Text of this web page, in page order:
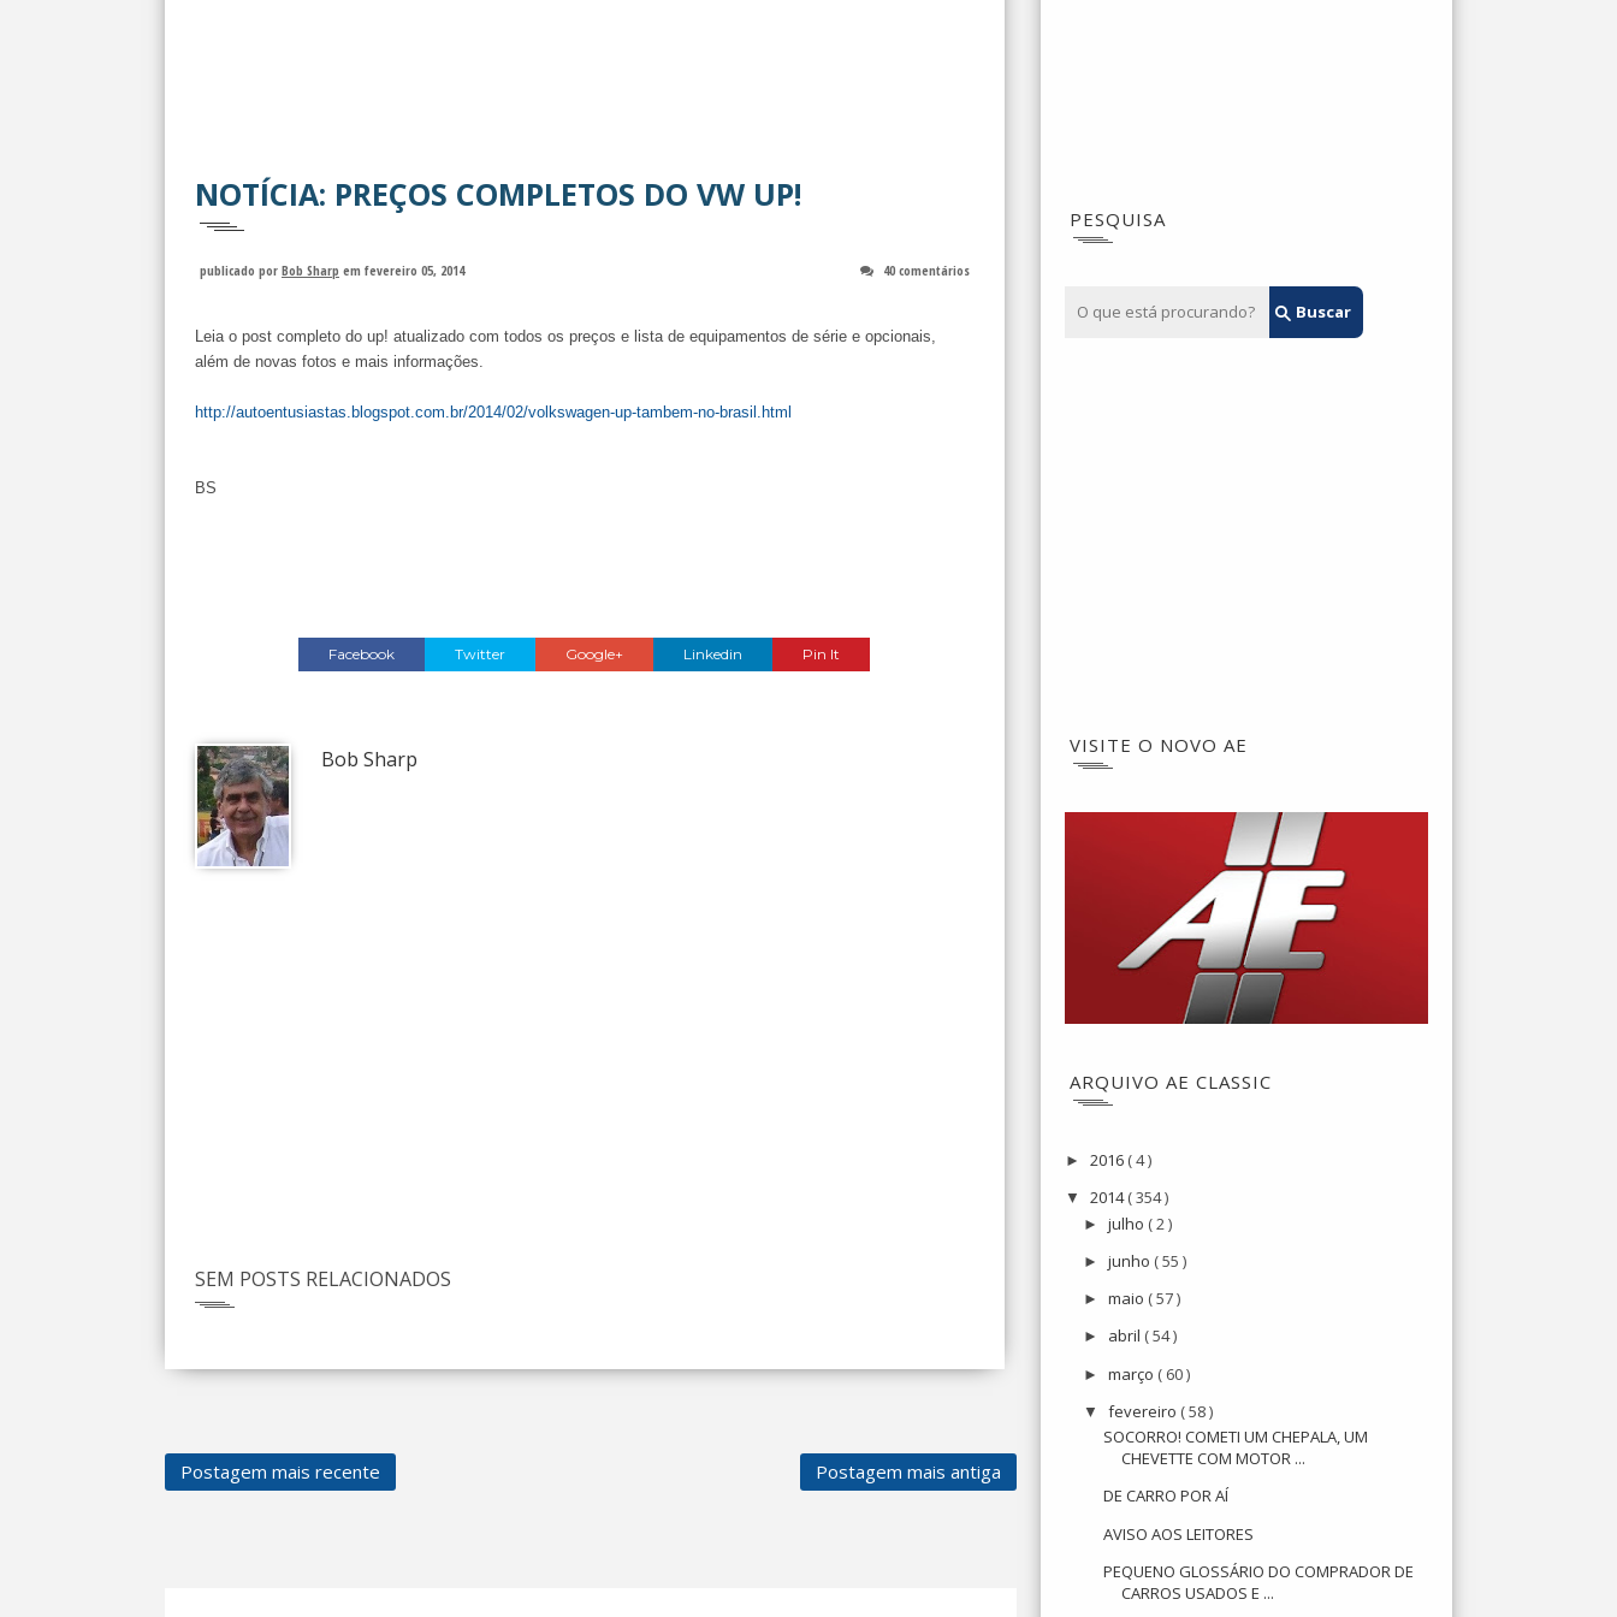
NOTÍCIA: PREÇOS COMPLETOS DO VW UP!
publicado por Bob Sharp em fevereiro 05, 2014 40 comentários
Leia o post completo do up! atualizado com todos os preços e lista de equipamentos de série e opcionais,
além de novas fotos e mais informações.
http://autoentusiastas.blogspot.com.br/2014/02/volkswagen-up-tambem-no-brasil.html
BS
Facebook Twitter Google+ Linkedin Pin It
Bob Sharp
SEM POSTS RELACIONADOS
Postagem mais recente Postagem mais antiga
PESQUISA
VISITE O NOVO AE
ARQUIVO AE CLASSIC
► 2016 ( 4 )
▼ 2014( 354 )
►julho ( 2 )
►junho ( 55 )
►maio ( 57 )
► abril ( 54 )
►março ( 60 )
▼fevereiro ( 58 )
SOCORRO! COMETI UM CHEPALA, UM
CHEVETTE COM MOTOR ...
DE CARRO POR AÍ
AVISO AOS LEITORES
PEQUENO GLOSSÁRIO DO COMPRADOR DE
CARROS USADOS E ...